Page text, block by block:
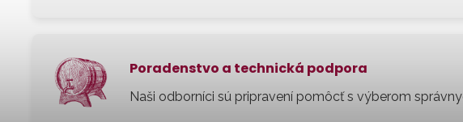
Poradenstvo a technická podpora
Naši odborníci sú pripravení pomôcť s výberom